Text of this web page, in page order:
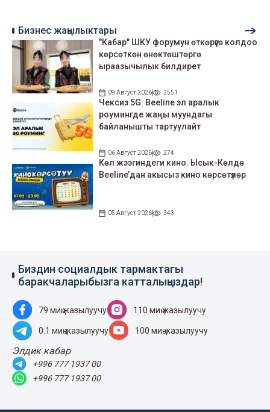
Бизнес жаңылыктары
"Кабар" ШКУ форумун өткөрүүгө колдоо
көрсөткөн өнөктөштөргө
ыраазычылык билдирет
09 Август 2026 2551
Чексиз 5G: Beeline эл аралык
роумингде жаңы муундагы
байланышты тартуулайт
06 Август 2026 274
Көл жээгиндеги кино: Ысык-Көлдө
Beeline’дан акысыз кино көрсөтүлөр
05 Август 2026 343
Биздин социалдык тармактагы
баракчаларыбызга катталыңыздар!
79 миң жазылуучу 110 миң жазылуучу
0.1 миң жазылуучу 100 миң жазылуучу
Элдик кабар
+996 777 1937 00
+996 777 1937 00